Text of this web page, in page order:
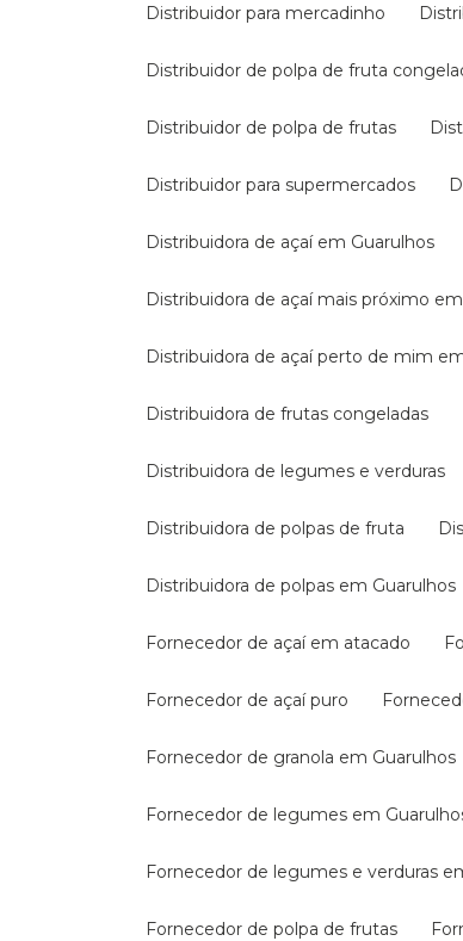
Distribuidor para mercadinho
Distribuidor de polpa de fruta
Distribuidor de polpa de frutas
Distribuidor para supermercados
Distribuidora de açaí em Guarulhos
Distribuidora de açaí mais próximo
Distribuidora de açaí perto de mim
Distribuidora de frutas congeladas
Distribuidora de legumes e verduras
Distribuidora de polpas de fruta
Distribuidora de polpas em Guarulhos
Fornecedor de açaí em atacado
Fornecedor de açaí puro
Fornecedor de granola em Guarulhos
Fornecedor de legumes em
Fornecedor de legumes e verduras
Fornecedor de polpa de frutas